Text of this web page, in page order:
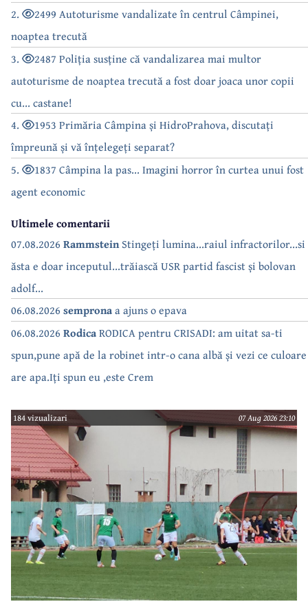
2.
2499 Autoturisme vandalizate în centrul Câmpinei,
noaptea trecută
3.
2487 Poliția susține că vandalizarea mai multor
autoturisme de noaptea trecută a fost doar joaca unor copii
cu... castane!
4.
1953 Primăria Câmpina și HidroPrahova, discutați
împreună și vă înțelegeți separat?
5.
1837 Câmpina la pas... Imagini horror în curtea unui fost
agent economic
Ultimele comentarii
07.08.2026 RammsteinStingeți lumina...raiul infractorilor...si
ăsta e doar inceputul...trăiască USR partid fascist și bolovan
adolf...
06.08.2026 sempronaa ajuns o epava
06.08.2026 RodicaRODICA pentru CRISADI: am uitat sa-ti
spun,pune apă de la robinet intr-o cana albă și vezi ce culoare
are apa.Iți spun eu ,este Crem
184 vizualizari 07 Aug 2026 23:10